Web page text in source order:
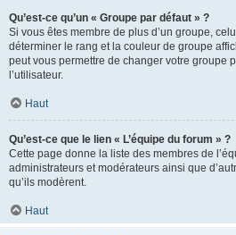
Qu’est-ce qu’un « Groupe par défaut » ?
Si vous êtes membre de plus d’un groupe,
déterminer le rang et la couleur de groupe
peut vous permettre de changer votre groupe
l’utilisateur.
Haut
Qu’est-ce que le lien « L’équipe du forum » ?
Cette page donne la liste des membres de
administrateurs et modérateurs ainsi que
qu’ils modèrent.
Haut